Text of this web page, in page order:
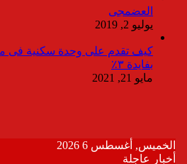
العضمجى
يوليو 2, 2019
كيف تقدم على وحدة سكنية فى
بفايدة ٣٪
مايو 21, 2021